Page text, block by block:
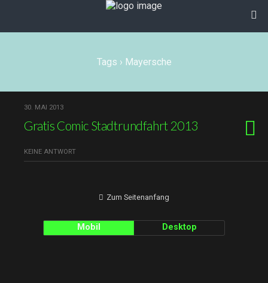
Tags › Mayersche
30. MAI 2013
Gratis Comic Stadtrundfahrt 2013
KEINE ANTWORT
Zum Seitenanfang
Mobil Desktop